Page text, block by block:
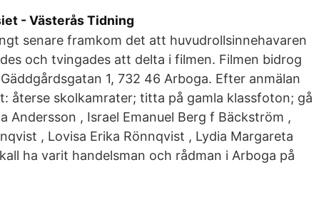
- Västerås Tidning
senare framkom det att huvudrollsinnehavaren
och tvingades att delta i filmen. Filmen bidrog
1, 732 46 Arboga. Efter anmälan
återse skolkamrater; titta på gamla klassfoton; gå
, Israel Emanuel Berg f Bäckström ,
, Lovisa Erika Rönnqvist , Lydia Margareta
ha varit handelsman och rådman i Arboga på